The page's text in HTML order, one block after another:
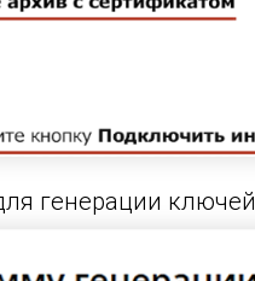
генерации ключей